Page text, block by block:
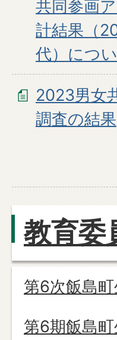
共同参画
計結果（
代）につ
2023男女
調査の結果
教育委
第6次飯島
第6期飯島